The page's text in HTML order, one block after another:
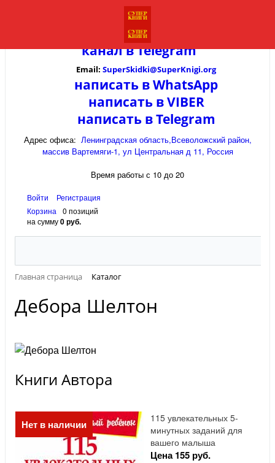
канал вTelegram
Email: SuperSkidki@SuperKnigi.org
написать в WhatsApp
написать в VIBER
написать в Telegram
Адрес офиса: Ленинградская область,Всеволожский район,
массив Вартемяги-1, ул Центральная д 11, Россия
Время работы с 10 до 20
Войти
Регистрация
Корзина
0 позиций
на сумму0 руб.
Главная страница Каталог
Дебора Шелтон
Книги Автора
Нет в наличии
115 увлекательных 5-
минутных заданий для
вашего малыша
Цена 155 руб.